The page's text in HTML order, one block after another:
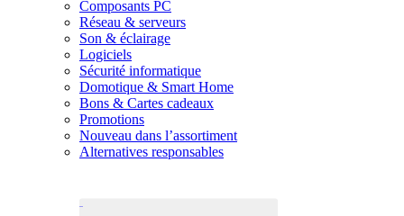
Composants PC
Réseau & serveurs
Son & éclairage
Logiciels
Sécurité informatique
Domotique & Smart Home
Bons & Cartes cadeaux
Promotions
Nouveau dans l’assortiment
Alternatives responsables